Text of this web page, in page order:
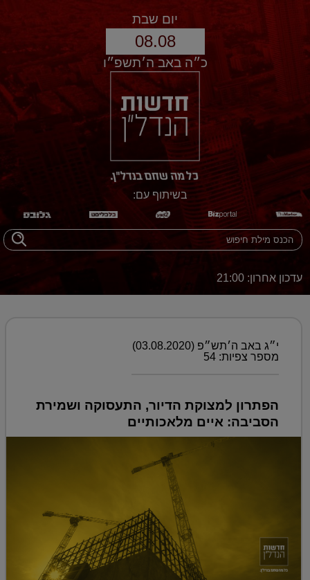
יום שבת
08.08
כ״ה באב ה׳תשפ״ו
בשיתוף עם:
עדכון אחרון: 21:00
י״ג באב ה׳תש״פ (03.08.2020)
מספר צפיות: 54
הפתרון למצוקת הדיור, התעסוקה ושמירת
הסביבה: איים מלאכותיים